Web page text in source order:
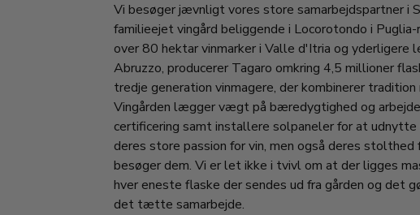
Vi besøger jævnligt vores store samarbejdspartner i
familieejet vingård beliggende i Locorotondo i
over 80 hektar vinmarker i Valle d'Itria og yderligere
Abruzzo, producerer Tagaro omkring 4,5 millioner
tredje generation vinmagere, der kombinerer
Vingården lægger vægt på bæredygtighed og
certificering samt installere solpaneler for at
deres store passion for vin, men også deres stolthed
besøger dem. Vi er let ikke i tvivl om at der ligges
hver eneste flaske der sendes ud fra gården og det
det tætte samarbejde.